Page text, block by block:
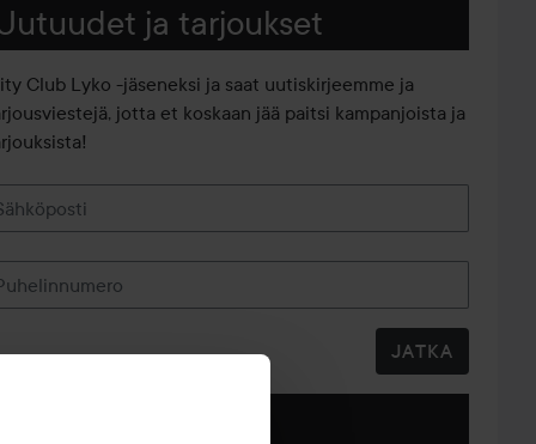
ja tarjoukset
Club Lyko -jäseneksi ja saat uutiskirjeemme ja
jotta et koskaan jää paitsi kampanjoista ja
JATKA